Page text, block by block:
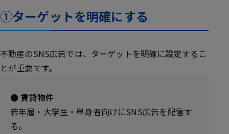
①ターゲットを明確にする
不動産のSNS広告では、ターゲットを明確に設定するこ
とが重要です。
● 賃貸物件
若年層・大学生・単身者向けにSNS広告を配信す
る。